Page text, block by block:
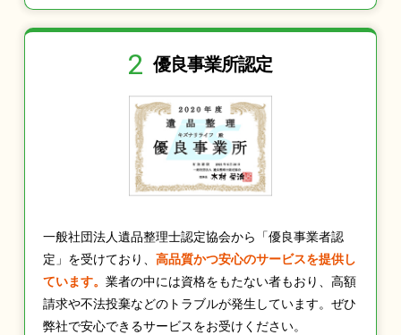
2 優良事業所認定
一般社団法人遺品整理士認定協会から「優良事業者認
定」を受けており、 高品質かつ安心のサービスを提供し
ています。 業者の中には資格をもたない者もおり、高額
請求や不法投棄などのトラブルが発生しています。ぜひ
弊社で安心できるサービスをお受けください。